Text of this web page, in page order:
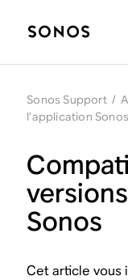
Sonos Support /
l’application Sonos
Sonos
Cet article vous